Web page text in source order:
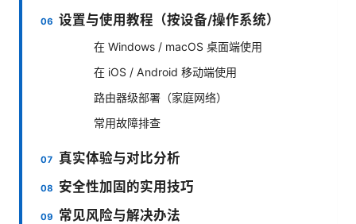
设置与使用教程（按设备/操作系统）
在 Windows / macOS 桌面端使用
在 iOS / Android 移动端使用
路由器级部署（家庭网络）
常用故障排查
真实体验与对比分析
安全性加固的实用技巧
常见风险与解决办法